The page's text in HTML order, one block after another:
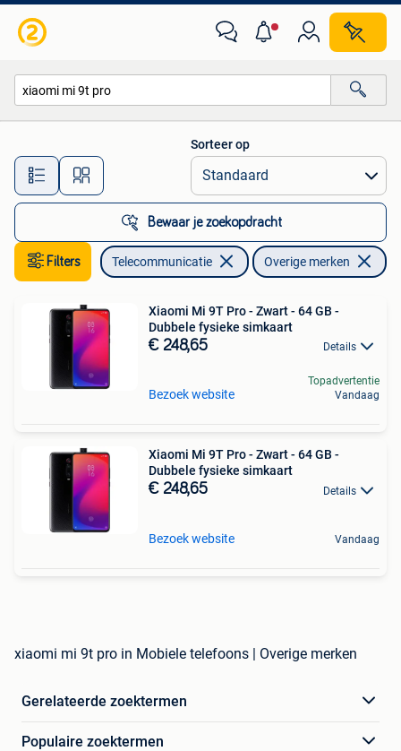
Alle afstanden…
Sorteer op
Bewaar je zoekopdracht
Filters Telecommunicatie Overige merken
Xiaomi Mi 9T Pro - Zwart - 64 GB -
Dubbele fysieke simkaart
€ 248,65 Details
Bezoek website
Topadvertentie
Vandaag
Xiaomi Mi 9T Pro - Zwart - 64 GB -
Dubbele fysieke simkaart
€ 248,65 Details
Bezoek website Vandaag
xiaomi mi 9t pro in Mobiele telefoons | Overige merken
Gerelateerde zoektermen
Populaire zoektermen